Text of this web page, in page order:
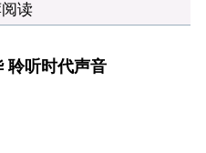
读
听时代声音